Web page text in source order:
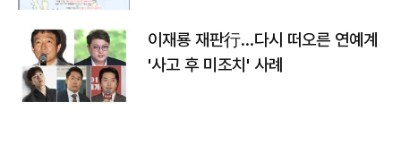
이재룡 재판行…다시 떠오른 연예계
'사고 후 미조치' 사례